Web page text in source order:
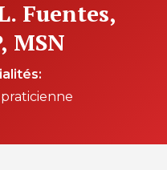
Fuentes,
MSN